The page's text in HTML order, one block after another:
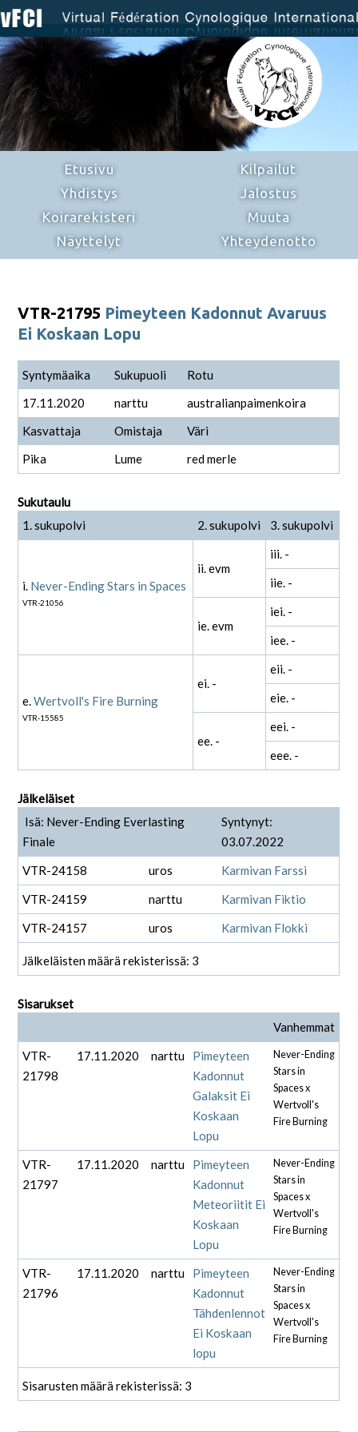
Etusivu
Yhdistys
Koirarekisteri
Näyttelyt
Kilpailut
Jalostus
Muuta
Yhteydenotto
VTR-21795 Pimeyteen Kadonnut Avaruus
Ei Koskaan Lopu
Syntymäaika Sukupuoli
Rotu
17.11.2020
narttu
australianpaimenkoira
Kasvattaja
Omistaja
Väri
Pika
Lume red merle
Sukutaulu
1. sukupolvi
2. sukupolvi 3. sukupolvi
i. Never-Ending Stars in Spaces
VTR-21056
ii. evm
iii. -
iie. -
ie. evm
iei. -
iee. -
e.Wertvoll's Fire Burning
VTR-15585
ei. -
eii. -
eie. -
ee. -
eei. -
eee. -
Jälkeläiset
Isä: Never-Ending Everlasting
Finale
Syntynyt:
03.07.2022
VTR-24158
uros
Karmivan Farssi
VTR-24159
narttu
Karmivan Fiktio
VTR-24157
uros Karmivan Flokki
Jälkeläisten määrä rekisterissä: 3
Sisarukset
Vanhemmat
VTR-
21798
17.11.2020 narttu
Pimeyteen
Kadonnut
Galaksit Ei
Koskaan
Lopu
Never-Ending
Stars in
Spaces x
Wertvoll's
Fire Burning
VTR-
21797
17.11.2020 narttu
Pimeyteen
Kadonnut
Meteoriitit Ei
Koskaan
Lopu
Never-Ending
Stars in
Spaces x
Wertvoll's
Fire Burning
VTR-
21796
17.11.2020 narttu
Pimeyteen
Kadonnut
Tähdenlennot
Ei Koskaan
lopu
Never-Ending
Stars in
Spaces x
Wertvoll's
Fire Burning
Sisarusten määrä rekisterissä: 3